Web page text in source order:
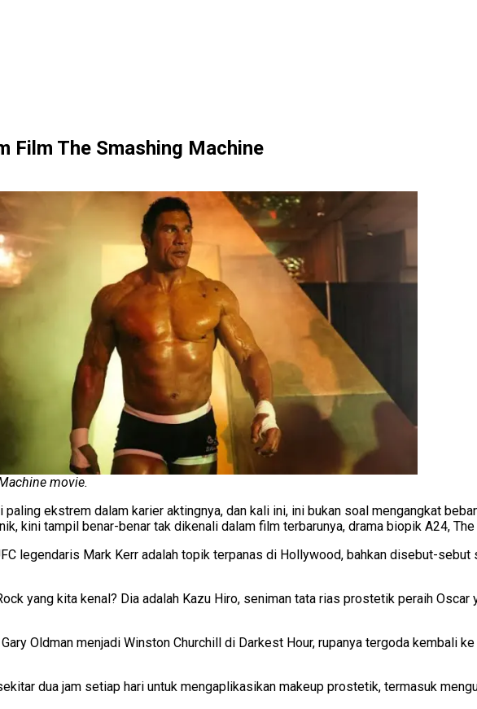
Film The Smashing Machine
movie.
ekstrem dalam karier aktingnya, dan kali ini, ini bukan soal mengangkat
kini tampil benar-benar tak dikenali dalam film terbarunya, drama biopik A24,
legendaris Mark Kerr adalah topik terpanas di Hollywood, bahkan disebut-sebut
yang kita kenal? Dia adalah Kazu Hiro, seniman tata rias prostetik peraih Oscar
Oldman menjadi Winston Churchill di Darkest Hour, rupanya tergoda kembali
dua jam setiap hari untuk mengaplikasikan makeup prostetik, termasuk